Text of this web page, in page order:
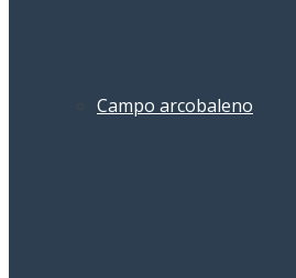
Campo arcobaleno